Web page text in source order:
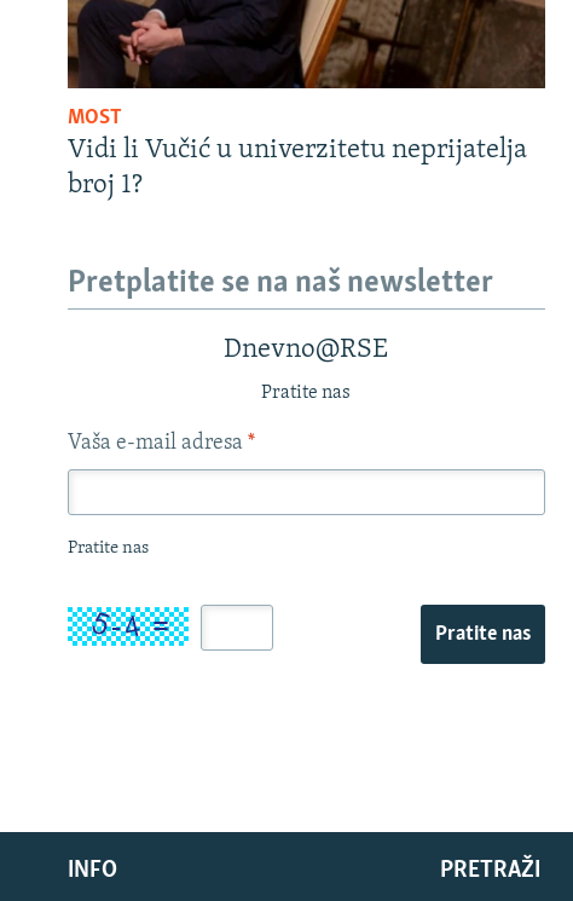
MOST
Vidi li Vučić u univerzitetu neprijatelja
broj 1?
Pretplatite se na naš newsletter
Dnevno@RSE
Pratite nas
Vaša e-mail adresa *
Pratite nas
Pratite nas
INFO PRETRAŽI